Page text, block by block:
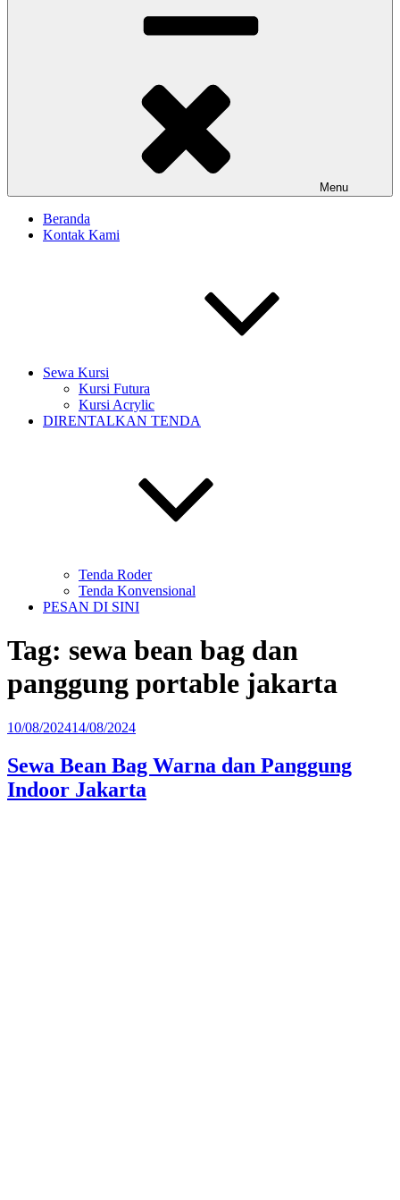
Menu
Beranda
Kontak Kami
Sewa Kursi
Kursi Futura
Kursi Acrylic
DIRENTALKAN TENDA
Tenda Roder
Tenda Konvensional
PESAN DI SINI
Tag: sewa bean bag dan
panggung portable jakarta
Diposkan
10/08/202414/08/2024
Sewa Bean Bag Warna dan Panggung
Indoor Jakarta